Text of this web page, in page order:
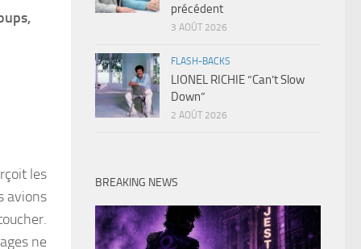
les
avions
ne
précédent
3 AOÛT 2026
FLASH-BACKS
LIONEL RICHIE “Can’t Slow
Down”
2 AOÛT 2026
BREAKING NEWS